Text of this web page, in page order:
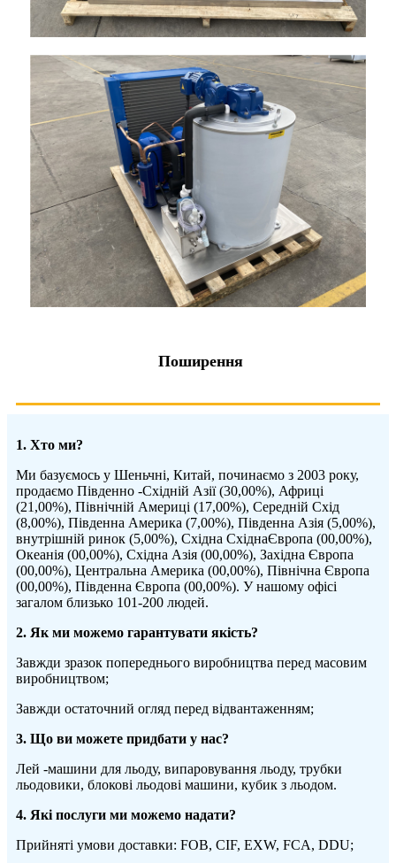
Поширення
1. Хто ми?
Ми базуємось у Шеньчні, Китай, починаємо з 2003 року,
продаємо Південно -Східній Азії (30,00%), Африці
(21,00%), Північній Америці (17,00%), Середній Схід
(8,00%), Південна Америка (7,00%), Південна Азія (5,00%),
внутрішній ринок (5,00%), Східна СхіднаЄвропа (00,00%),
Океанія (00,00%), Східна Азія (00,00%), Західна Європа
(00,00%), Центральна Америка (00,00%), Північна Європа
(00,00%), Південна Європа (00,00%). У нашому офісі
загалом близько 101-200 людей.
2. Як ми можемо гарантувати якість?
Завжди зразок попереднього виробництва перед масовим
виробництвом;
Завжди остаточний огляд перед відвантаженням;
3. Що ви можете придбати у нас?
Лей -машини для льоду, випаровування льоду, трубки
льодовики, блокові льодові машини, кубик з льодом.
4. Які послуги ми можемо надати?
Прийняті умови доставки: FOB, CIF, EXW, FCA, DDU;